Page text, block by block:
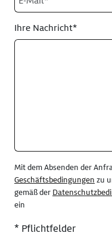
Ihre Nachricht*
Mit dem Absenden der
Geschäftsbedingungen zu
gemäß der
ein
* Pflichtfelder